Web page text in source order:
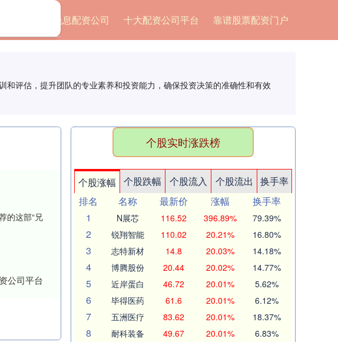
免息配资公司 十大配资公司平台 靠谱股票配资门户
评估，提升团队的专业素养和投资能力，确保投资决策的准确性和有效
的这部“兄
公司平台
个股实时涨跌榜
个股涨幅 个股跌幅 个股流入 个股流出
换手率
排名
名称 最新价 涨幅
换手率
1
N展芯 116.52 396.89% 79.39%
2 锐翔智能 110.02 20.21% 16.80%
3 志特新材 14.8 20.03% 14.18%
4 博腾股份 20.44 20.02% 14.77%
5 近岸蛋白 46.72 20.01% 5.62%
6 毕得医药 61.6 20.01% 6.12%
7 五洲医疗 83.62 20.01% 18.37%
8 耐科装备 49.67 20.01% 6.83%